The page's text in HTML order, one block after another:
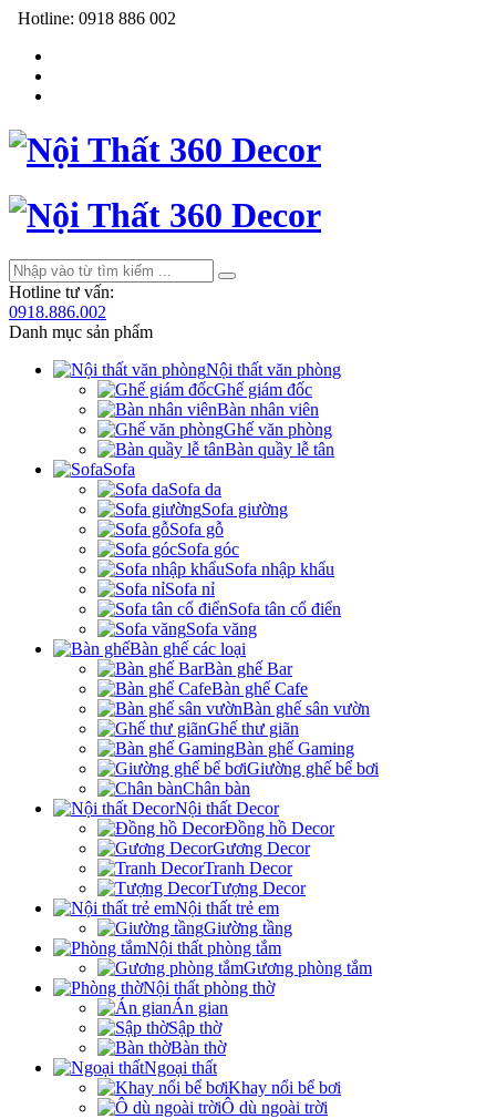
Hotline: 0918 886 002
Hotline tư vấn:
0918.886.002
Danh mục sản phẩm
Nội thất văn phòng
Ghế giám đốc
Bàn nhân viên
Ghế văn phòng
Bàn quầy lễ tân
Sofa
Sofa da
Sofa giường
Sofa gỗ
Sofa góc
Sofa nhập khẩu
Sofa nỉ
Sofa tân cổ điển
Sofa văng
Bàn ghế các loại
Bàn ghế Bar
Bàn ghế Cafe
Bàn ghế sân vườn
Ghế thư giãn
Bàn ghế Gaming
Giường ghế bể bơi
Chân bàn
Nội thất Decor
Đồng hồ Decor
Gương Decor
Tranh Decor
Tượng Decor
Nội thất trẻ em
Giường tầng
Nội thất phòng tắm
Gương phòng tắm
Nội thất phòng thờ
Án gian
Sập thờ
Bàn thờ
Ngoại thất
Khay nổi bể bơi
Ô dù ngoài trời